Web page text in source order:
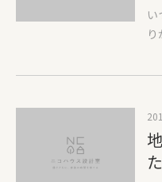
ュ
け
家
(
な